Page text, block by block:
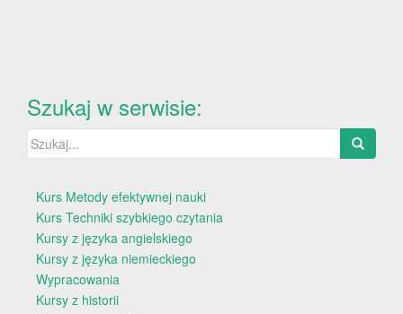
Szukaj w serwisie:
Szukaj:
Kurs Metody efektywnej nauki
Kurs Techniki szybkiego czytania
Kursy z języka angielskiego
Kursy z języka niemieckiego
Wypracowania
Kursy z historii